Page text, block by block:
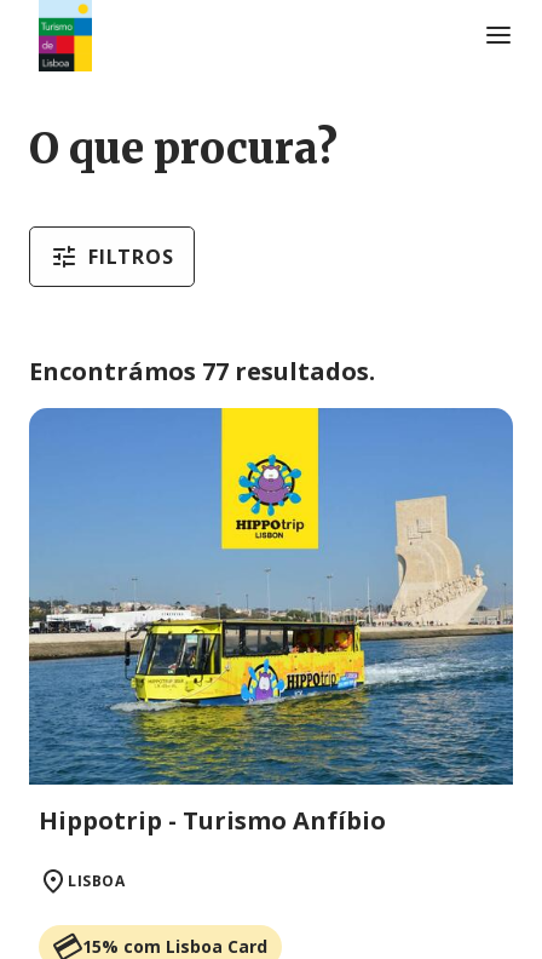
O que procura?
FILTROS
Encontrámos 77 resultados.
Hippotrip - Turismo Anfíbio
LISBOA
15% com Lisboa Card